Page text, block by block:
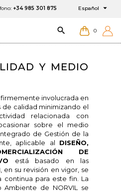
+34 985 301 875 Español 
 0
Y MEDIO
involucrada en
calidad minimizando el
relacionada con
sobre el medio
de Gestión de la
aplicable al DISEÑO,
DE
está basado en las
en su revisión en vigor, se
para este fin. La
de NORVIL se
lista de Favoritos
guardar productos en su
deseos.